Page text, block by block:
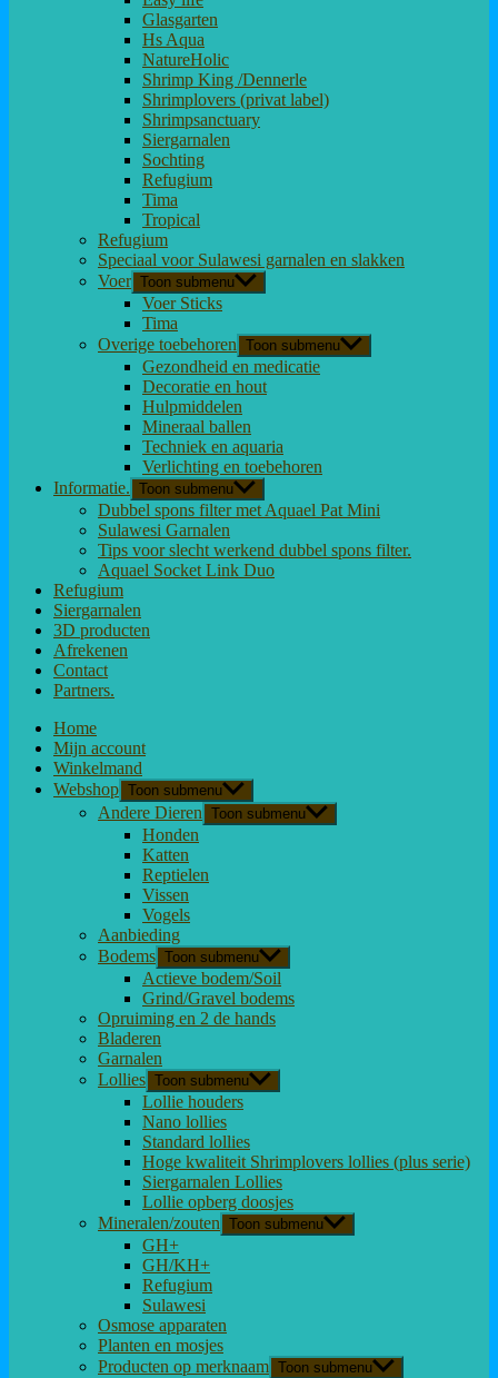
Glasgarten
Hs Aqua
NatureHolic
Shrimp King /Dennerle
Shrimplovers (privat label)
Shrimpsanctuary
Siergarnalen
Sochting
Refugium
Tima
Tropical
Refugium
Speciaal voor Sulawesi garnalen en slakken
Voer Toon submenu
Voer Sticks
Tima
Overige toebehoren Toon submenu
Gezondheid en medicatie
Decoratie en hout
Hulpmiddelen
Mineraal ballen
Techniek en aquaria
Verlichting en toebehoren
Informatie. Toon submenu
Dubbel spons filter met Aquael Pat Mini
Sulawesi Garnalen
Tips voor slecht werkend dubbel spons filter.
Aquael Socket Link Duo
Refugium
Siergarnalen
3D producten
Afrekenen
Contact
Partners.
Home
Mijn account
Winkelmand
Webshop Toon submenu
Andere Dieren Toon submenu
Honden
Katten
Reptielen
Vissen
Vogels
Aanbieding
Bodems Toon submenu
Actieve bodem/Soil
Grind/Gravel bodems
Opruiming en 2 de hands
Bladeren
Garnalen
Lollies Toon submenu
Lollie houders
Nano lollies
Standard lollies
Hoge kwaliteit Shrimplovers lollies (plus serie)
Siergarnalen Lollies
Lollie opberg doosjes
Mineralen/zouten Toon submenu
GH+
GH/KH+
Refugium
Sulawesi
Osmose apparaten
Planten en mosjes
Producten op merknaam Toon submenu